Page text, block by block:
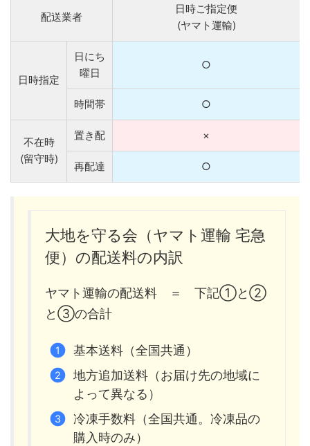
配送業者
日時ご指定便
(ヤマト運輸)
日時指定
日にち
曜日
○
時間帯 ○
不在時
(留守時)
置き配 ×
再配達 ○
大地を守る会（ヤマト運輸 宅急
便）の配送料の内訳
ヤマト運輸の配送料 ＝ 下記①と②
と③の合計
基本送料（全国共通）
地方追加送料（お届け先の地域に
よって異なる）
冷凍手数料（全国共通。冷凍品の
購入時のみ）